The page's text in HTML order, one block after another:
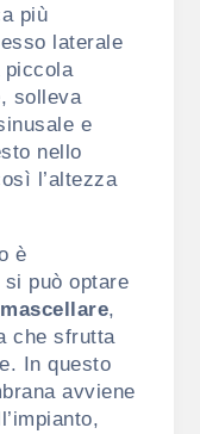
più
laterale
piccola
solleva
e
nello
l’altezza
è
può optare
,
che sfrutta
In questo
avviene